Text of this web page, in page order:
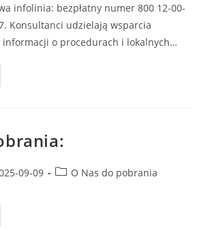
infolinia: bezpłatny numer 800 12-00-
Konsultanci udzielają wsparcia
informacji o procedurach i lokalnych…
09-09 O Nas do pobrania